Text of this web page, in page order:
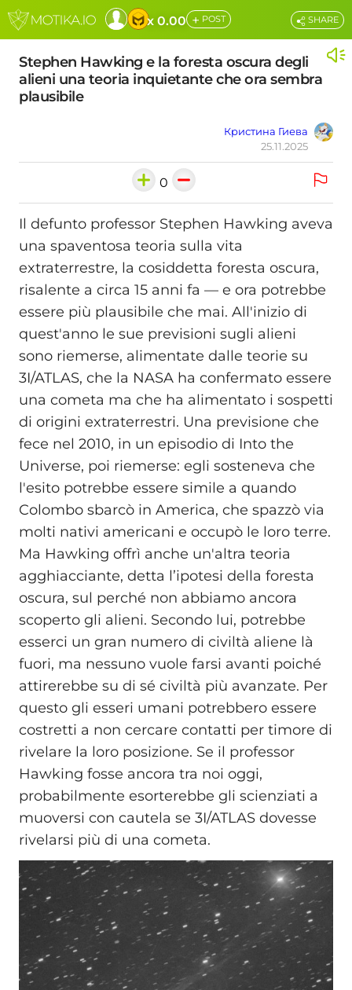
x 0.00 + POST
Stephen Hawking e la foresta oscura degli
alieni una teoria inquietante che ora sembra
plausibile
Кристина Гиева
25.11.2025
SHARE
0
Il defunto professor Stephen Hawking aveva
una spaventosa teoria sulla vita
extraterrestre, la cosiddetta foresta oscura,
risalente a circa 15 anni fa — e ora potrebbe
essere più plausibile che mai. All'inizio di
quest'anno le sue previsioni sugli alieni
sono riemerse, alimentate dalle teorie su
3I/ATLAS, che la NASA ha confermato essere
una cometa ma che ha alimentato i sospetti
di origini extraterrestri. Una previsione che
fece nel 2010, in un episodio di Into the
Universe, poi riemerse: egli sosteneva che
l'esito potrebbe essere simile a quando
Colombo sbarcò in America, che spazzò via
molti nativi americani e occupò le loro terre.
Ma Hawking offrì anche un'altra teoria
agghiacciante, detta l’ipotesi della foresta
oscura, sul perché non abbiamo ancora
scoperto gli alieni. Secondo lui, potrebbe
esserci un gran numero di civiltà aliene là
fuori, ma nessuno vuole farsi avanti poiché
attirerebbe su di sé civiltà più avanzate. Per
questo gli esseri umani potrebbero essere
costretti a non cercare contatti per timore di
rivelare la loro posizione. Se il professor
Hawking fosse ancora tra noi oggi,
probabilmente esorterebbe gli scienziati a
muoversi con cautela se 3I/ATLAS dovesse
rivelarsi più di una cometa.